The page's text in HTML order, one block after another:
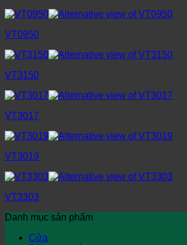
VT0950
VT3150
VT3017
VT3019
VT3303
Danh mục sản phẩm
Cửa